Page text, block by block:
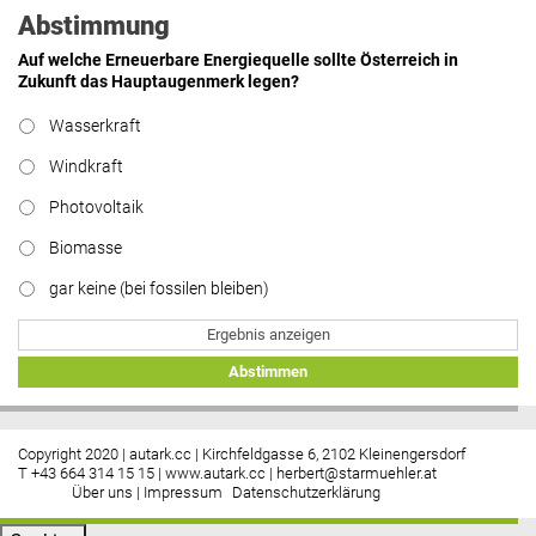
Abstimmung
Auf welche Erneuerbare Energiequelle sollte Österreich in
Zukunft das Hauptaugenmerk legen?
Wasserkraft
Windkraft
Photovoltaik
Biomasse
gar keine (bei fossilen bleiben)
Ergebnis anzeigen
Abstimmen
Copyright 2020 | autark.cc | Kirchfeldgasse 6, 2102 Kleinengersdorf
T +43 664 314 15 15 | www.autark.cc | herbert@starmuehler.at
Über uns | Impressum Datenschutzerklärung